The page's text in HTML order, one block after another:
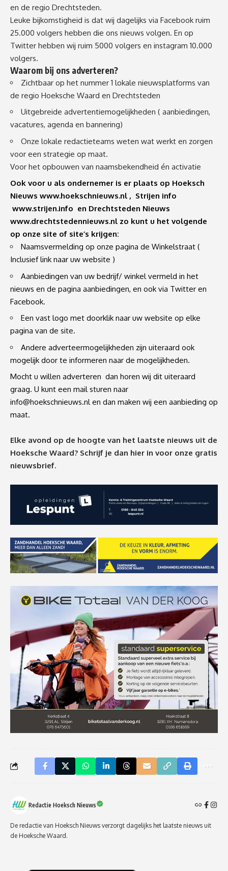
en de regio Drechtsteden.
Leuke bijkomstigheid is dat wij dagelijks via Facebook ruim
25.000 volgers hebben die ons nieuws volgen. En op
Twitter hebben wij ruim 5000 volgers en instagram 10.000
volgers.
Waarom bij ons adverteren?
Zichtbaar op het nummer 1 lokale nieuwsplatforms van
de regio Hoeksche Waard en Drechtsteden
Uitgebreide advertentiemogelijkheden ( aanbiedingen,
vacatures, agenda en bannering)
Onze lokale redactieteams weten wat werkt en zorgen
voor een strategie op maat.
Voor het opbouwen van naamsbekendheid én activatie
Ook voor u als ondernemer is er plaats op Hoeksch
Nieuws www.hoekschnieuws.nl , Strijen info
www.strijen.info en Drechtsteden Nieuws
www.drechtstedennieuws.nl zo kunt u het volgende
op onze site of site’s krijgen:
Naamsvermelding op onze pagina de Winkelstraat (
Inclusief link naar uw website )
Aanbiedingen van uw bedrijf/ winkel vermeld in het
nieuws en de pagina aanbiedingen, en ook via Twitter en
Facebook.
Een vast logo met doorklik naar uw website op elke
pagina van de site.
Andere adverteermogelijkheden zijn uiteraard ook
mogelijk door te informeren naar de mogelijkheden.
Mocht u willen adverteren dan horen wij dit uiteraard
graag. U kunt een mail sturen naar
info@hoekschnieuws.nlen dan maken wij een aanbieding op
maat.
Elke avond op de hoogte van het laatste nieuws uit de
Hoeksche Waard? Schrijf je dan hier in voor onze gratis
nieuwsbrief.
Redactie Hoeksch Nieuws
De redactie van Hoeksch Nieuws verzorgt dagelijks het laatste nieuws uit
de Hoeksche Waard.